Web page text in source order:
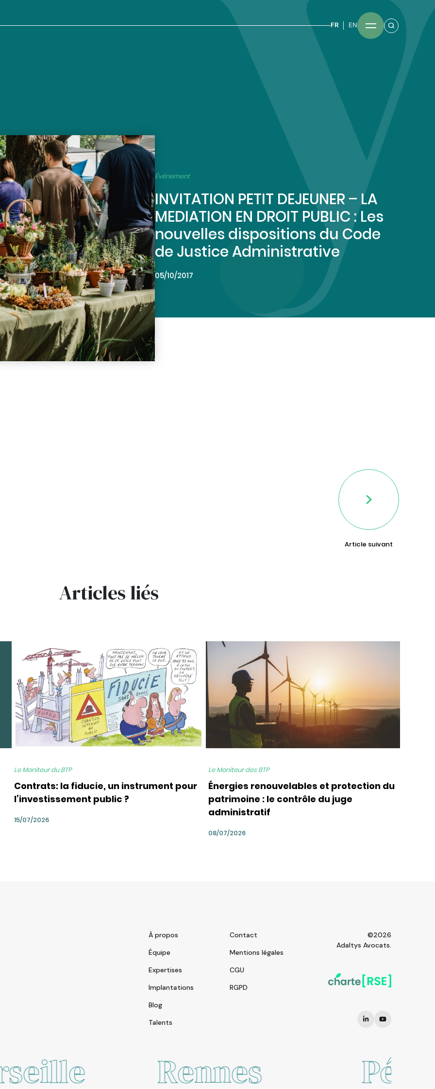
FR EN
Événement
INVITATION PETIT DEJEUNER – LA
MEDIATION EN DROIT PUBLIC : Les
nouvelles dispositions du Code
de Justice Administrative
05/10/2017
Articles liés
Le Moniteur du BTP
Contrats: la fiducie, un instrument pour
l’investissement public ?
15/07/2026
bg
Le Moniteur des BTP
Énergies renouvelables et protection du
patrimoine : le contrôle du juge
administratif
08/07/2026
À propos
Équipe
Expertises
Implantations
Blog
Talents
Contact
Mentions légales
CGU
RGPD
©2026
Adaltys Avocats.
Rennes Pékin